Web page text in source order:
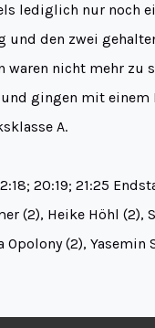
lediglich nur noch
und den zwei
waren nicht mehr zu
gingen mit einem
A.
20:19; 21:25
(2), Heike Höhl (2),
(2),